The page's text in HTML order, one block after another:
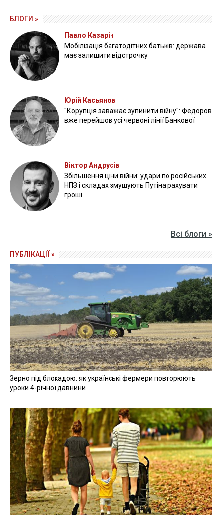
БЛОГИ »
Павло Казарін
Мобілізація багатодітних батьків: держава
має залишити відстрочку
Юрій Касьянов
"Корупція заважає зупинити війну": Федоров
вже перейшов усі червоні лінії Банкової
Віктор Андрусів
Збільшення ціни війни: удари по російських
НПЗ і складах змушують Путіна рахувати
гроші
Всі блоги »
ПУБЛІКАЦІЇ »
Зерно під блокадою: як українські фермери повторюють
уроки 4-річної давнини